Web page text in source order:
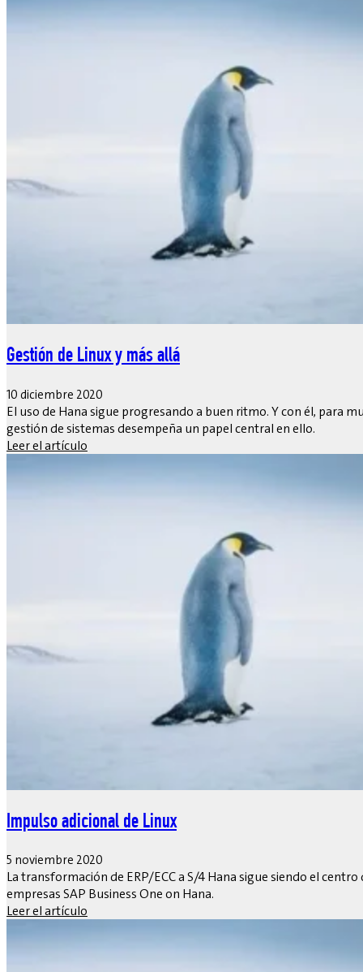
Gestión de Linux y más allá
10 diciembre 2020
El uso de Hana sigue progresando a buen ritmo. Y con él, para
gestión de sistemas desempeña un papel central en ello.
Leer el artículo
Impulso adicional de Linux
5 noviembre 2020
La transformación de ERP/ECC a S/4 Hana sigue siendo el
empresas SAP Business One on Hana.
Leer el artículo